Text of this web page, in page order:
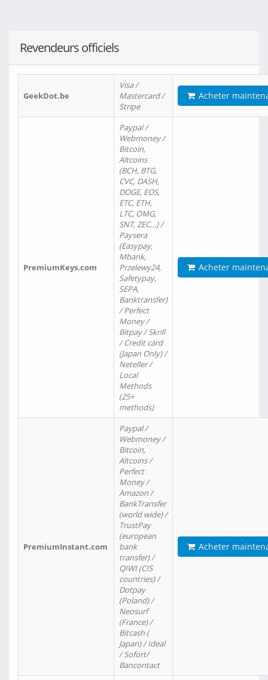
Revendeurs officiels
GeekDot.be
Visa /
Mastercard /
Stripe
Acheter
PremiumKeys.com
Paypal /
Webmoney /
Bitcoin,
Altcoins
(BCH, BTG,
CVC, DASH,
DOGE, EOS,
ETC, ETH,
LTC, OMG,
SNT, ZEC…) /
Paysera
(Easypay,
Mbank,
Przelewy24,
Safetypay,
SEPA,
Banktransfer)
/ Perfect
Money /
Bitpay / Skrill
/ Credit card
(Japan Only) /
Neteller /
Local
Methods
(25+
methods)
Acheter
PremiumInstant.com
Paypal /
Webmoney /
Bitcoin,
Altcoins /
Perfect
Money /
Amazon /
BankTransfer
(world wide) /
TrustPay
(european
bank
transfer) /
QIWI (CIS
countries) /
Dotpay
(Poland) /
Neosurf
(France) /
Bitcash (
Japan) / Ideal
/ Sofort/
Bancontact
Acheter